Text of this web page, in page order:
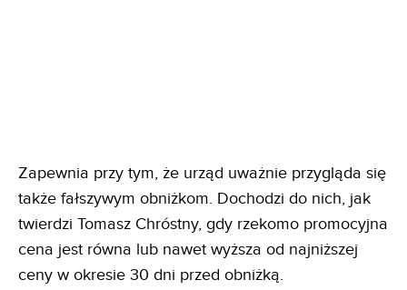
Zapewnia przy tym, że urząd uważnie przygląda się
także fałszywym obniżkom. Dochodzi do nich, jak
twierdzi Tomasz Chróstny, gdy rzekomo promocyjna
cena jest równa lub nawet wyższa od najniższej
ceny w okresie 30 dni przed obniżką.